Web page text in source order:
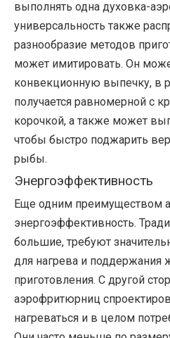
выполнять одна духовка-
универсальность также
разнообразие методов
может имитировать. Он
конвекционную выпечку, в
получается равномерной с
корочкой, а также может
чтобы быстро поджарить
рыбы.
Энергоэффективность
Еще одним преимуществом
энергоэффективность.
большие, требуют
для нагрева и поддержания
приготовления. С другой
аэрофритюрниц
нагреваться и в целом